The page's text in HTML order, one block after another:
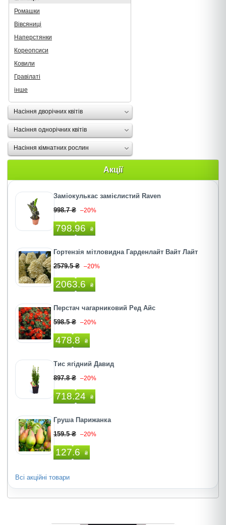
Ромашки
Вівсяниці
Наперстянки
Кореопсиси
Ковили
Гравілаті
інше
Насіння дворічних квітів
Насіння однорічних квітів
Насіння кімнатних рослин
Акції
Заміокулькас замієлистий Raven
998.7 ₴ –20%
798.96 ₴
Гортензія мітловидна Гарденлайт Вайт Лайт
2579.5 ₴ –20%
2063.6 ₴
Перстач чагарниковий Ред Айс
598.5 ₴ –20%
478.8 ₴
Тис ягідний Давид
897.8 ₴ –20%
718.24 ₴
Груша Парижанка
159.5 ₴ –20%
127.6 ₴
Всі акційні товари